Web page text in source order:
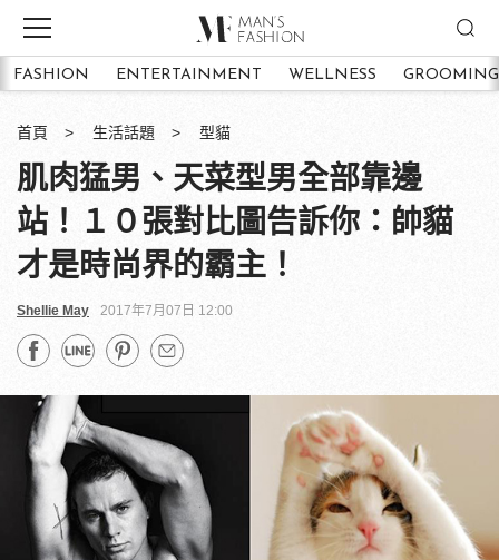
FASHION ENTERTAINMENT WELLNESS GROOMING
首頁 生活話題 型貓
肌肉猛男、天菜型男全部靠邊
站！１０張對比圖告訴你：帥貓
才是時尚界的霸主！
Shellie May 2017年7月07日 12:00